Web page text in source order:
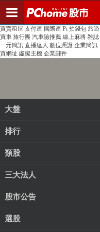
PChome首頁 線上購物 24h購物 書店
買賣租屋 支付連 國際連 Pi 拍錢包 旅遊
買車 旅行團 汽車險推薦 線上麻將 雜誌
一元簡訊 直播達人 數位憑證 企業簡訊
買網址 虛擬主機 企業郵件
大盤
排行
類股
三大法人
股市公告
選股